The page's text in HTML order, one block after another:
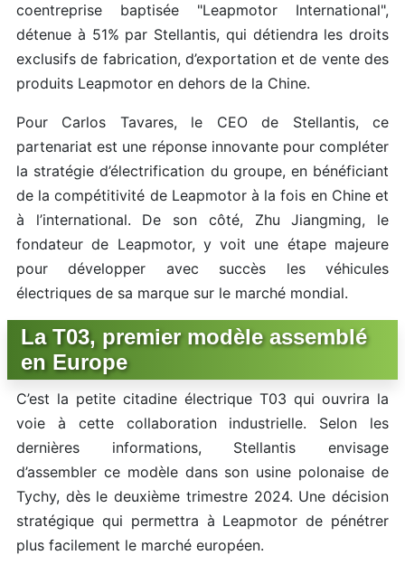
coentreprise baptisée "Leapmotor International",
détenue à 51% par Stellantis, qui détiendra les droits
exclusifs de fabrication, d’exportation et de vente des
produits Leapmotor en dehors de la Chine.
Pour Carlos Tavares, le CEO de Stellantis, ce
partenariat est une réponse innovante pour compléter
la stratégie d’électrification du groupe, en bénéficiant
de la compétitivité de Leapmotor à la fois en Chine et
à l’international. De son côté, Zhu Jiangming, le
fondateur de Leapmotor, y voit une étape majeure
pour développer avec succès les véhicules
électriques de sa marque sur le marché mondial.
La T03, premier modèle assemblé
en Europe
C’est la petite citadine électrique T03 qui ouvrira la
voie à cette collaboration industrielle. Selon les
dernières informations, Stellantis envisage
d’assembler ce modèle dans son usine polonaise de
Tychy, dès le deuxième trimestre 2024. Une décision
stratégique qui permettra à Leapmotor de pénétrer
plus facilement le marché européen.